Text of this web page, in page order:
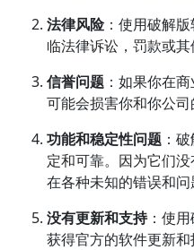
法律风险：使用破解
临法律诉讼，罚款或其
信誉问题 ：如果你在
可能会损害你和你公司
功能和稳定性问题 ：
定和可靠。因为它们
在各种未知的错误和问
没有更新和支持：使
获得官方的软件更新